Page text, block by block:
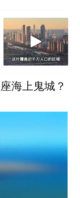
海上鬼城？